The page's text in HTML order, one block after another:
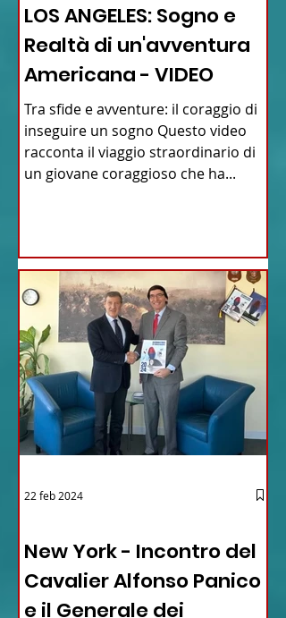
LOS ANGELES: Sogno e
Realtà di un'avventura
Americana - VIDEO
Tra sfide e avventure: il coraggio di
inseguire un sogno Questo video
racconta il viaggio straordinario di
un giovane coraggioso che ha...
New York - Incontro del
Cavalier Alfonso Panico
e il Generale dei
22 feb 2024